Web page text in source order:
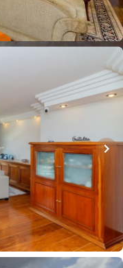
Whatsapp
2 vagas
Olímpia,São Paulo
Whatsapp